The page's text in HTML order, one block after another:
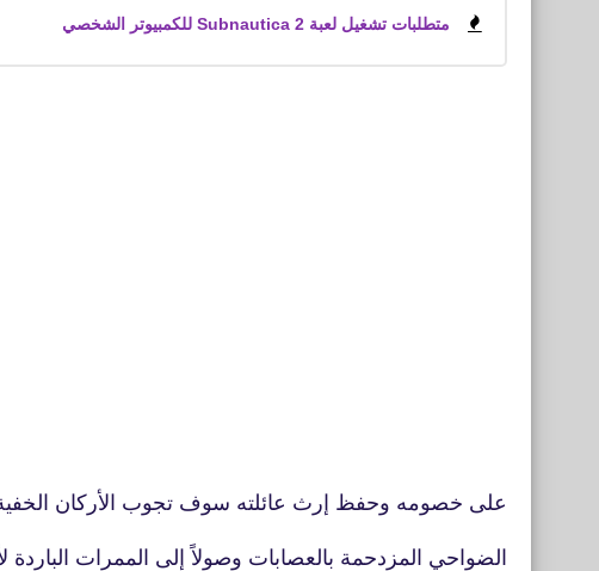
متطلبات تشغيل لعبة Subnautica 2 للكمبيوتر الشخصي
على خصومه وحفظ إرث عائلته سوف تجوب الأركان الخفية
الضواحي المزدحمة بالعصابات وصولاً إلى الممرات الباردة